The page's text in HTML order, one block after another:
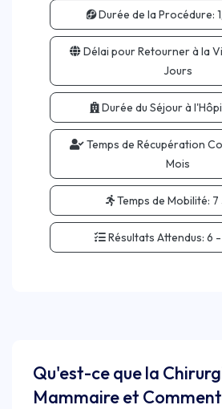
Durée de la Procédure:
Délai pour Retourner à la
Jours
Durée du Séjour à
Temps de Récupération
Mois
Temps de Mobilité: 7
Résultats Attendus: 6 -
Qu'est-ce que la
Mammaire et